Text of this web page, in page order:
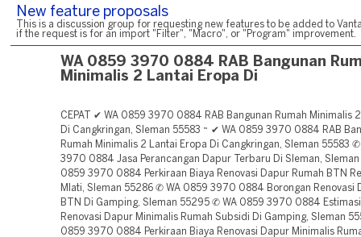
New feature proposals
This is a discussion group for requesting new features to be added to
if the request is for an import "Filter", "Macro", or "Program" improvement.
WA 0859 3970 0884 RAB Bangunan
Minimalis 2 Lantai Eropa Di
CEPAT ✔ WA 0859 3970 0884 RAB Bangunan Rumah Minimalis
Di Cangkringan, Sleman 55583 ~ ✔ WA 0859 3970 0884 RAB
Rumah Minimalis 2 Lantai Eropa Di Cangkringan, Sleman 55583
3970 0884 Jasa Perancangan Dapur Terbaru Di Sleman,
0859 3970 0884 Perkiraan Biaya Renovasi Dapur Rumah BTN
Mlati, Sleman 55286 ✆ WA 0859 3970 0884 Borongan Renovasi
BTN Di Gamping, Sleman 55295 ✆ WA 0859 3970 0884
Renovasi Dapur Minimalis Rumah Subsidi Di Gamping, Sleman
0859 3970 0884 Perkiraan Biaya Renovasi Dapur Minimalis